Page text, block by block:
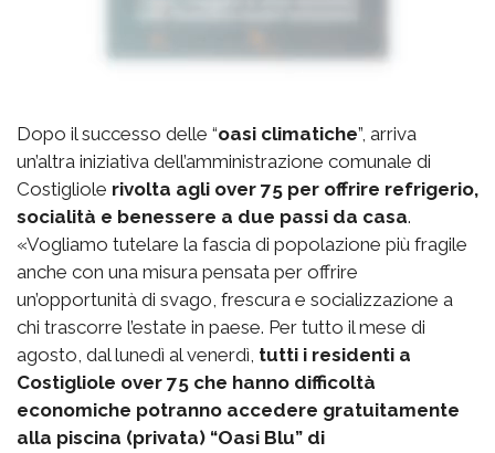
Dopo il successo delle “oasi climatiche”, arriva
un’altra iniziativa dell’amministrazione comunale di
Costigliole rivolta agli over 75 per offrire refrigerio,
socialità e benessere a due passi da casa.
«Vogliamo tutelare la fascia di popolazione più fragile
anche con una misura pensata per offrire
un’opportunità di svago, frescura e socializzazione a
chi trascorre l’estate in paese. Per tutto il mese di
agosto, dal lunedì al venerdì, tutti i residenti a
Costigliole over 75 che hanno difficoltà
economiche potranno accedere gratuitamente
alla piscina (privata) “Oasi Blu” di